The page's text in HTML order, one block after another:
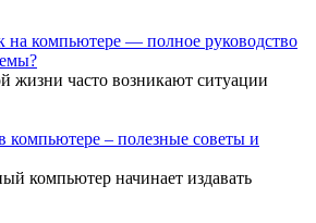
на компьютере — полное руководство
жизни часто возникают ситуации
компьютере – полезные советы и
компьютер начинает издавать